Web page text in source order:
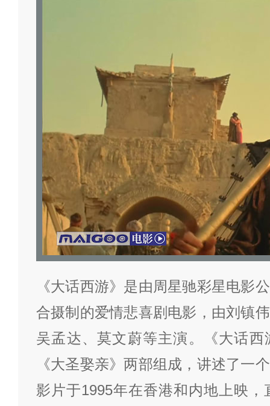
《大话西游》是由周星驰彩星电影
合摄制的爱情悲喜剧电影，由刘镇
吴孟达、莫文蔚等主演。《大话
《大圣娶亲》两部组成，讲述了一
影片于1995年在香港和内地上映，